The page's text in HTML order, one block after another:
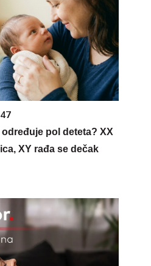
pol deteta? XX
XY rađa se dečak